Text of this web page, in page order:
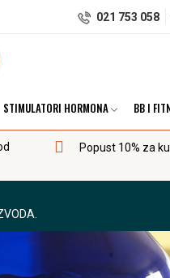
021 753 058
STIMULATORI HORMONA BB I
Popust 10% za